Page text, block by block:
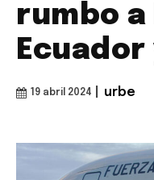
rumbo a
19 abril 2024 urbe